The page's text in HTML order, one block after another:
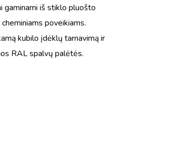
gaminami iš stiklo pluošto
poveikiams.
kubilo įdėklų tarnavimą ir
RAL spalvų palėtės.